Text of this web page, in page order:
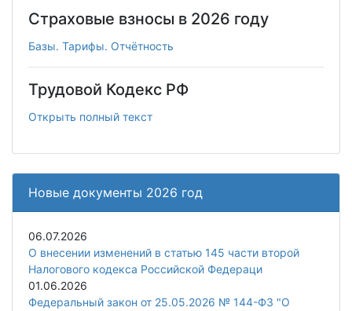
Страховые взносы в 2026 году
Базы. Тарифы. Отчётность
Трудовой Кодекс РФ
Открыть полный текст
Новые документы 2026 год
06.07.2026
О внесении изменений в статью 145 части второй
Налогового кодекса Российской Федераци
01.06.2026
Федеральный закон от 25.05.2026 № 144-ФЗ "О